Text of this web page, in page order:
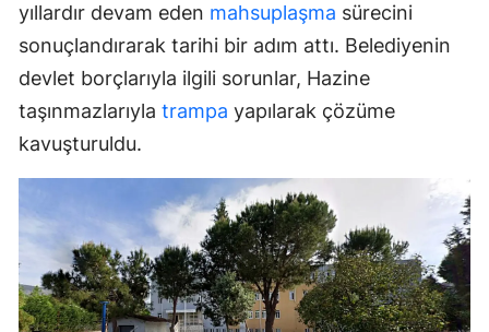
yıllardır devam eden mahsuplaşma sürecini
sonuçlandırarak tarihi bir adım attı. Belediyenin
devlet borçlarıyla ilgili sorunlar, Hazine
taşınmazlarıyla trampa yapılarak çözüme
kavuşturuldu.